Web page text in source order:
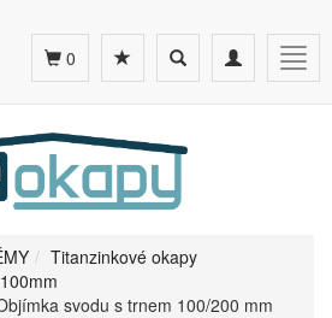
Toggle
navigation
Toggle
search
0
Titanzinkové okapy
svodu s trnem 100/200 mm